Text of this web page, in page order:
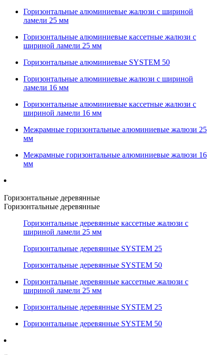
Горизонтальные алюминиевые жалюзи с шириной
ламели 25 мм
Горизонтальные алюминиевые кассетные жалюзи с
шириной ламели 25 мм
Горизонтальные алюминиевые SYSTEM 50
Горизонтальные алюминиевые жалюзи с шириной
ламели 16 мм
Горизонтальные алюминиевые кассетные жалюзи с
шириной ламели 16 мм
Межрамные горизонтальные алюминиевые жалюзи 25
мм
Межрамные горизонтальные алюминиевые жалюзи 16
мм
Горизонтальные деревянные
Горизонтальные деревянные
Горизонтальные деревянные кассетные жалюзи с
шириной ламели 25 мм
Горизонтальные деревянные SYSTEM 25
Горизонтальные деревянные SYSTEM 50
Горизонтальные деревянные кассетные жалюзи с
шириной ламели 25 мм
Горизонтальные деревянные SYSTEM 25
Горизонтальные деревянные SYSTEM 50